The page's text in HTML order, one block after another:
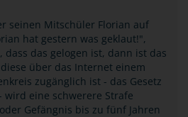
seinen Mitschüler Florian auf
hat gestern was geklaut!",
das gelogen ist, dann ist das
über das Internet einem
zugänglich ist - das Gesetz
eine schwerere Strafe
Gefängnis bis zu fünf Jahren